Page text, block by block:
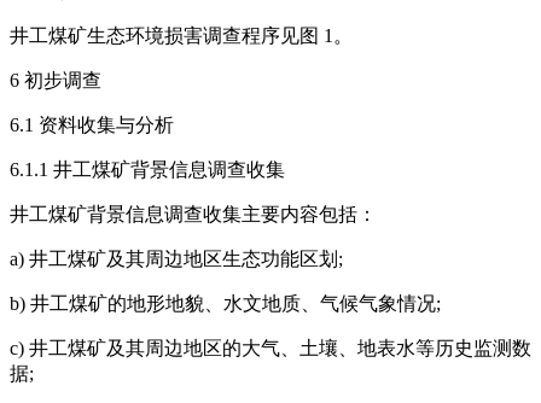
井工煤矿生态环境损害调查程序见图 1。
6 初步调查
6.1 资料收集与分析
6.1.1 井工煤矿背景信息调查收集
井工煤矿背景信息调查收集主要内容包括：
a) 井工煤矿及其周边地区生态功能区划;
b) 井工煤矿的地形地貌、水文地质、气候气象情况;
c) 井工煤矿及其周边地区的大气、土壤、地表水等历史监测数
据;